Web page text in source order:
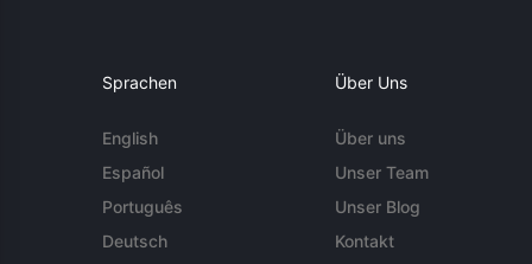
Sprachen
English
Español
Português
Deutsch
Über Uns
Über uns
Unser Team
Unser Blog
Kontakt